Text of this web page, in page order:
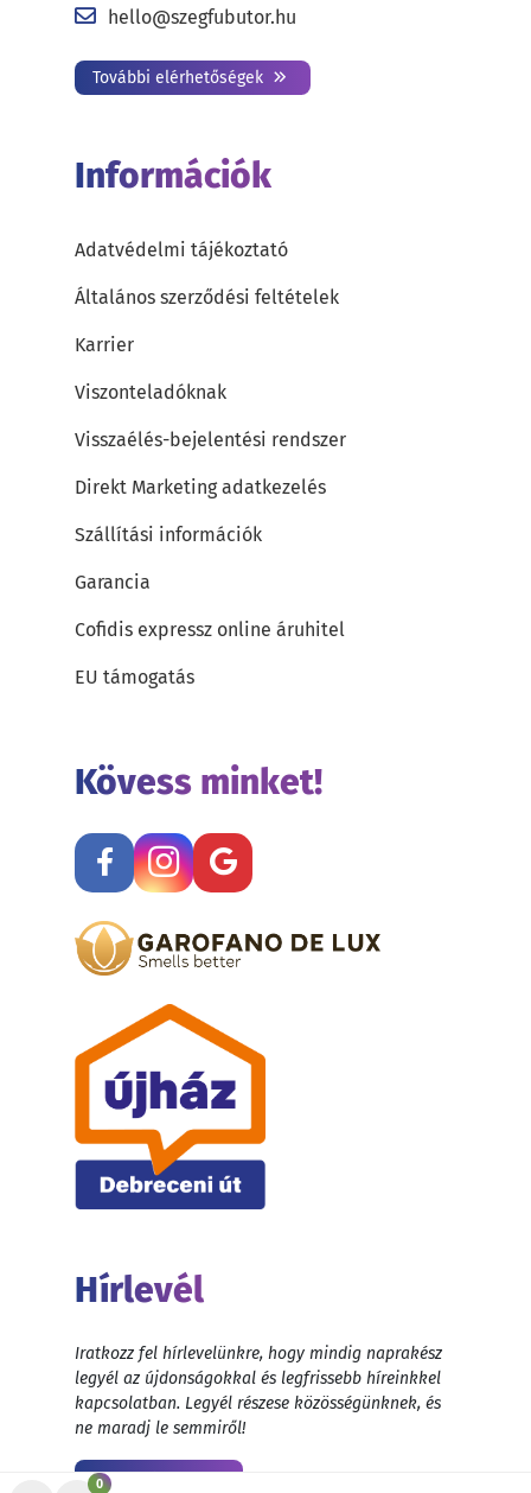
0
hello@szegfubutor.hu
További elérhetőségek
Információk
Adatvédelmi tájékoztató
Általános szerződési feltételek
Karrier
Viszonteladóknak
Visszaélés-bejelentési rendszer
Direkt Marketing adatkezelés
Szállítási információk
Garancia
Cofidis expressz online áruhitel
EU támogatás
Kövess minket!
Hírlevél
Iratkozz fel hírlevelünkre, hogy mindig naprakész
legyél az újdonságokkal és legfrissebb híreinkkel
kapcsolatban. Legyél részese közösségünknek, és
ne maradj le semmiről!